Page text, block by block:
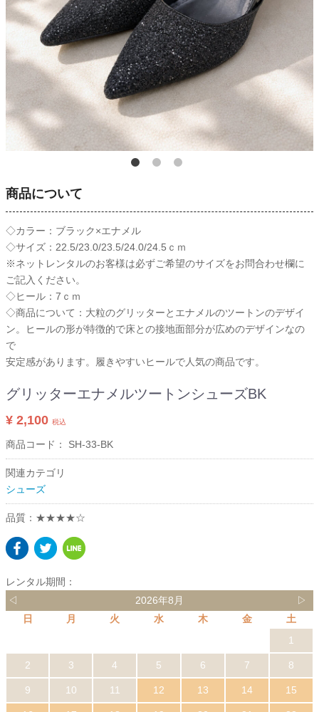
商品について
◇カラー：ブラック×エナメル
◇サイズ：22.5/23.0/23.5/24.0/24.5ｃｍ
※ネットレンタルのお客様は必ずご希望のサイズをお問合わせ欄に
ご記入ください。
◇ヒール：7ｃｍ
◇商品について：大粒のグリッターとエナメルのツートンのデザイ
ン。ヒールの形が特徴的で床との接地面部分が広めのデザインなの
で
安定感があります。履きやすいヒールで人気の商品です。
グリッターエナメルツートンシューズBK
¥ 2,100 税込
商品コード： SH-33-BK
関連カテゴリ
シューズ
品質：★★★★☆
レンタル期間：
◁
2026年8月
▷
日
月 火 水 木 金
土
1
2 3 4 5 6 7 8
9 10 11 12 13 14 15